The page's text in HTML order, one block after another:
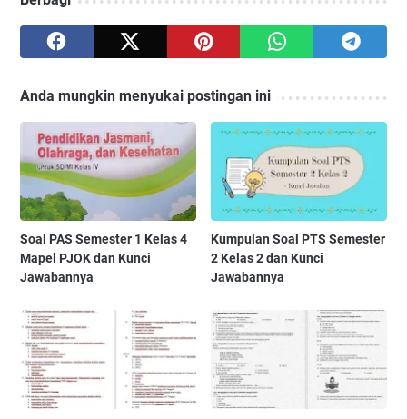
Anda mungkin menyukai postingan ini
Soal PAS Semester 1 Kelas 4
Mapel PJOK dan Kunci
Jawabannya
Kumpulan Soal PTS Semester
2 Kelas 2 dan Kunci
Jawabannya